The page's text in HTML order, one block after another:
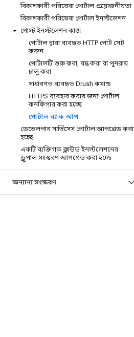
বিকাশকারী পরিষেবা পোর্টাল প্রয়োজনীয়তা
বিকাশকারী পরিষেবা পোর্টাল ইনস্টলেশন
পোস্ট ইনস্টলেশন কাজ
পোর্টাল দ্বারা ব্যবহৃত HTTP পোর্ট সেট
করুন
পোর্টালটি শুরু করা, বন্ধ করা বা পুনরায়
চালু করা
সাধারণত ব্যবহৃত Drush কমান্ড
HTTPS ব্যবহার করার জন্য পোর্টাল
কনফিগার করা হচ্ছে
পোর্টাল ব্যাক আপ
ডেভেলপার সার্ভিসেস পোর্টাল আপগ্রেড করা
হচ্ছে
একটি ব্যক্তিগত ক্লাউড ইনস্টলেশনের
ড্রুপাল সংস্করণ আপগ্রেড করা হচ্ছে
অন্যান্য সংস্করণ